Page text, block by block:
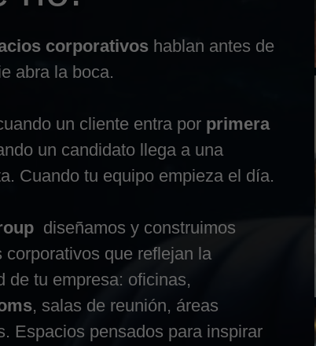
corporativoshablan antes de
abra la boca.
un cliente entra por primera
un candidato llega a una
Cuando tu equipo empieza el día.
diseñamos y construimos
corporativos que reflejan la
de tu empresa: oficinas,
, salas de reunión, áreas
Espacios pensados para inspirar